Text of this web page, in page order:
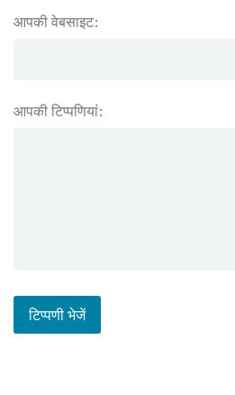
आपकी वेबसाइट:
आपकी टिप्पणियां: